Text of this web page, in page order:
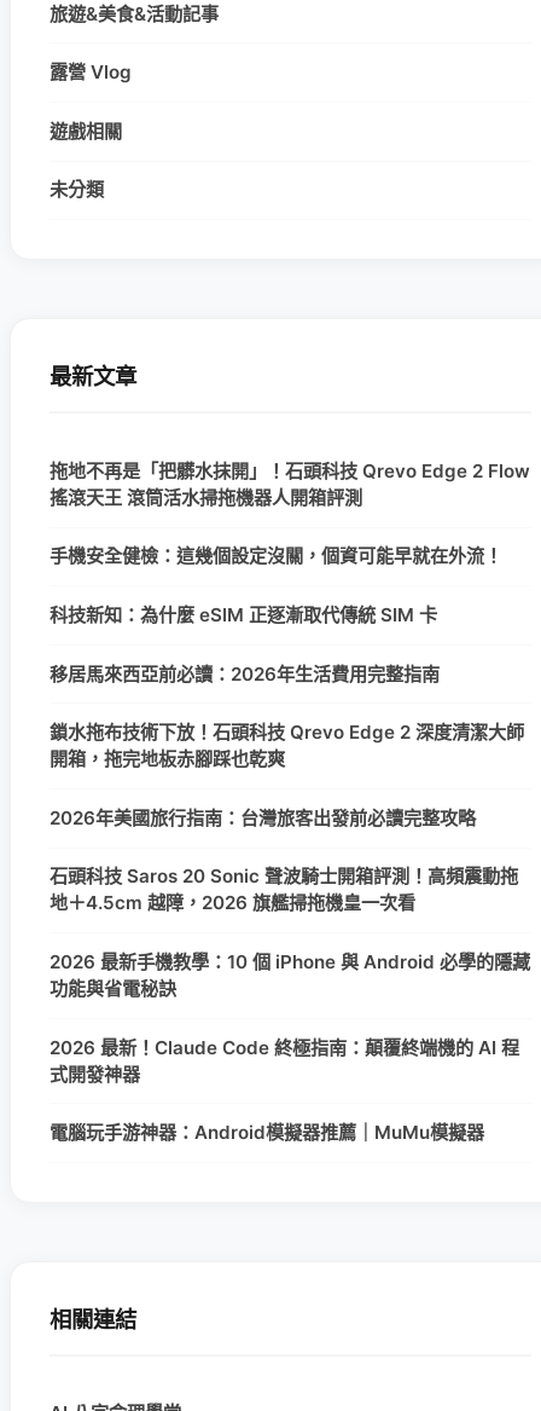
旅遊&美食&活動記事
露營 Vlog
遊戲相關
未分類
最新文章
拖地不再是「把髒水抹開」！石頭科技 Qrevo Edge 2 Flow
搖滾天王 滾筒活水掃拖機器人開箱評測
手機安全健檢：這幾個設定沒關，個資可能早就在外流！
科技新知：為什麼 eSIM 正逐漸取代傳統 SIM 卡
移居馬來西亞前必讀：2026年生活費用完整指南
鎖水拖布技術下放！石頭科技 Qrevo Edge 2 深度清潔大師
開箱，拖完地板赤腳踩也乾爽
2026年美國旅行指南：台灣旅客出發前必讀完整攻略
石頭科技 Saros 20 Sonic 聲波騎士開箱評測！高頻震動拖
地＋4.5cm 越障，2026 旗艦掃拖機皇一次看
2026 最新手機教學：10 個 iPhone 與 Android 必學的隱藏
功能與省電秘訣
2026 最新！Claude Code 終極指南：顛覆終端機的 AI 程
式開發神器
電腦玩手游神器：Android模擬器推薦｜MuMu模擬器
相關連結